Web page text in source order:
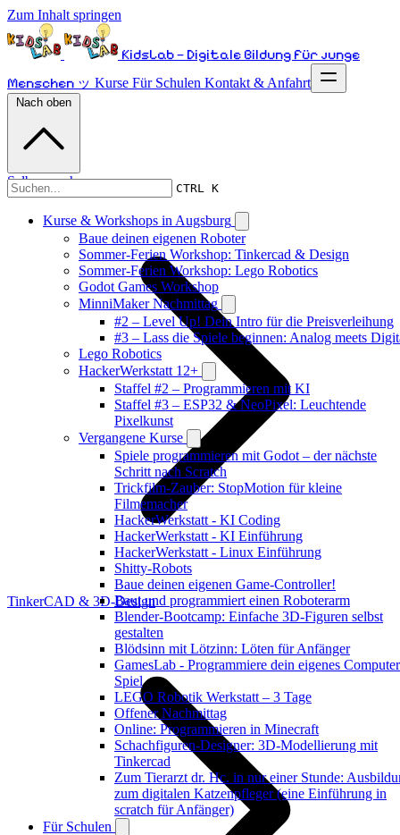
Zum Inhalt springen
KidsLab – Digitale Bildung für junge
Menschen ッ Kurse Für Schulen Kontakt & Anfahrt
CTRL K
Kurse & Workshops in Augsburg
Baue deinen eigenen Roboter
Sommer-Ferien Workshop: Tinkercad & Design
Sommer-Ferien Workshop: Lego Robotics
Godot Games Workshop
MinniMaker Nachmittag
#2 – Level Up! Dein Intro für die Preisverleihung
#3 – Lass die Spiele beginnen: Analog meets
Lego Robotics
HackerWerkstatt 12+
Staffel #2 – Programmieren mit KI
Staffel #3 – ESP32 & NeoPixel: Leuchtende
Pixelkunst
Vergangene Kurse
Spiele programmieren mit Godot – der nächste
Schritt nach Scratch
Trickfilm-Zauber: StopMotion für kleine
Filmemacher
HackerWerkstatt - KI Coding
HackerWerkstatt - KI Einführung
HackerWerkstatt - Linux Einführung
Shitty-Robots
Baue deinen eigenen Game-Controller!
Baut und programmiert einen Roboterarm
Blender-Bootcamp: Einfache 3D-Figuren selbst
gestalten
Blödsinn mit Lötzinn: Löten für Anfänger
GamesLab - Programmiere dein eigenes
Spiel
LEGO Robotik Werkstatt – 3 Tage
Offener Nachmittag
Online: Programmieren in Minecraft
Schachfiguren-Designer: 3D-Modellierung mit
Tinkercad
Zum Tierarzt dr. Hc. in nur einer Stunde:
zum digitalen Katzenpfleger (eine Einführung in
scratch für Anfänger)
Für Schulen
Nach oben
Selber machen
TinkerCAD & 3D-Design